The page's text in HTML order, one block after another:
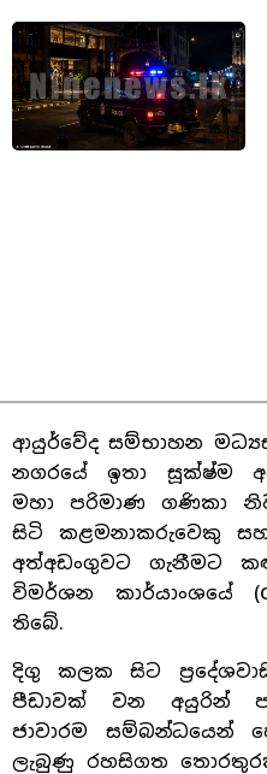
ආයුර්වේද සම්භාහන
නගරයේ ඉතා සූක්ෂ්ම
මහා පරිමාණ ගණිකා
සිටි කළමනාකරුවෙකු
අත්අඩංගුවට ගැනීමට
විමර්ශන කාර්යාංශයේ
තිබේ.
දිගු කලක සිට
පීඩාවක් වන අයුරින්
ජාවාරම සම්බන්ධයෙන්
ලැබුණු රහසිගත